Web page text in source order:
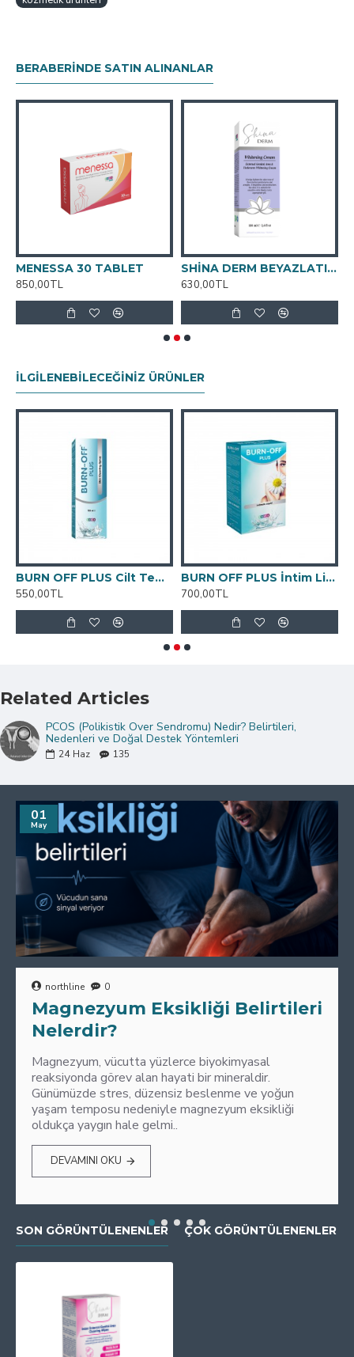
BERABERINDE SATIN ALINANLAR
MENESSA 30 TABLET
850,00TL
SHİNA DERM BEYAZLATICI KREM 100ML
630,00TL
İLGILENEBILECEĞINIZ ÜRÜNLER
BURN OFF PLUS Cilt Temizleme Spreyi 100 ML
550,00TL
BURN OFF PLUS İntim Likit 250 ML
700,00TL
Related Articles
PCOS (Polikistik Over Sendromu) Nedir? Belirtileri,
Nedenleri ve Doğal Destek Yöntemleri
24 Haz 135
01
May
northline 0
Magnezyum Eksikliği Belirtileri
Nelerdir?
Magnezyum, vücutta yüzlerce biyokimyasal
reaksiyonda görev alan hayati bir mineraldir.
Günümüzde stres, düzensiz beslenme ve yoğun
yaşam temposu nedeniyle magnezyum eksikliği
oldukça yaygın hale gelmi..
DEVAMINI OKU
SON GÖRÜNTÜLENENLER ÇOK GÖRÜNTÜLENENLER